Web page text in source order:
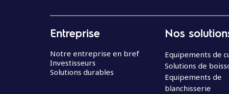
Entreprise
Notre entreprise en bref
Investisseurs
Solutions durables
Nos
Equipements de
Solutions de
Equipements de
blanchisserie